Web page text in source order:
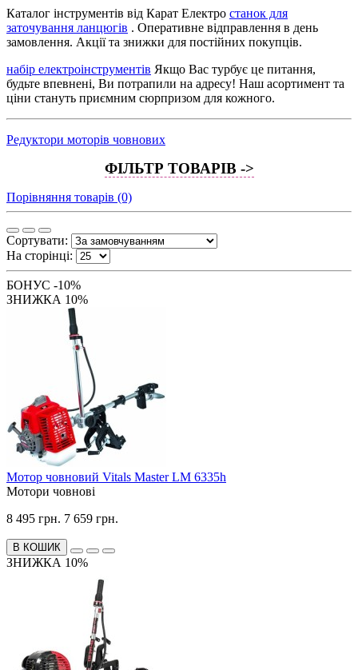
Каталог інструментів від Карат Електро станок для
заточування ланцюгів . Оперативне відправлення в день
замовлення. Акції та знижки для постійних покупців.
набір електроінструментів Якщо Вас турбує це питання,
будьте впевнені, Ви потрапили на адресу! Наш асортимент та
ціни стануть приємним сюрпризом для кожного.
Редуктори моторів човнових
ФІЛЬТР ТОВАРІВ ->
Порівняння товарів (0)
Сортувати:
На сторінці:
БОНУС -10%
ЗНИЖКА 10%
Мотор човновий Vitals Master LM 6335h
Мотори човнові
8 495 грн. 7 659 грн.
В КОШИК
ЗНИЖКА 10%